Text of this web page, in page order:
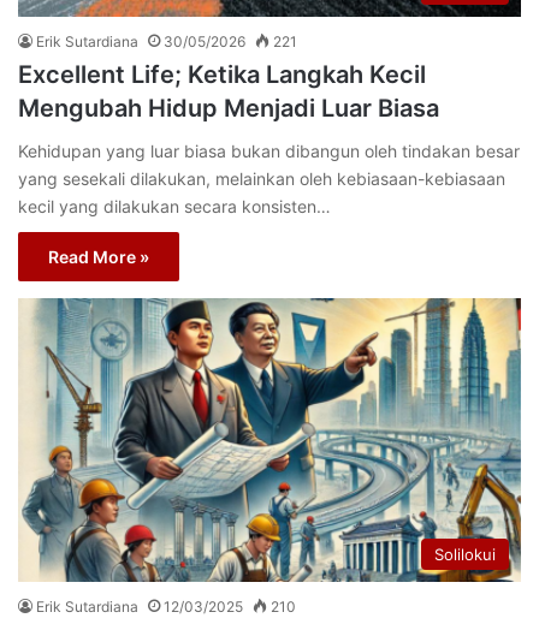
Erik Sutardiana 30/05/2026 221
Excellent Life; Ketika Langkah Kecil
Mengubah Hidup Menjadi Luar Biasa
Kehidupan yang luar biasa bukan dibangun oleh tindakan besar
yang sesekali dilakukan, melainkan oleh kebiasaan-kebiasaan
kecil yang dilakukan secara konsisten…
Read More »
Solilokui
Erik Sutardiana 12/03/2025 210